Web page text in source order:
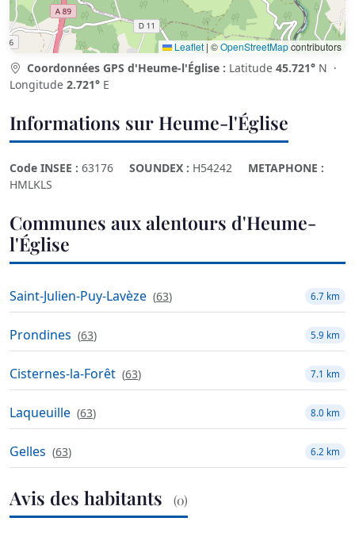
Leaflet | ©OpenStreetMapcontributors
Coordonnées GPS d'Heume-l'Église : Latitude 45.721° N ·
Longitude 2.721° E
Informations sur Heume-l'Église
Code INSEE : 63176 SOUNDEX : H54242
METAPHONE :
HMLKLS
Communes aux alentours d'Heume-
l'Église
Saint-Julien-Puy-Lavèze (63) 6.7 km
Prondines (63) 5.9 km
Cisternes-la-Forêt (63) 7.1 km
Laqueuille (63) 8.0 km
Gelles (63) 6.2 km
Avis des habitants (0)